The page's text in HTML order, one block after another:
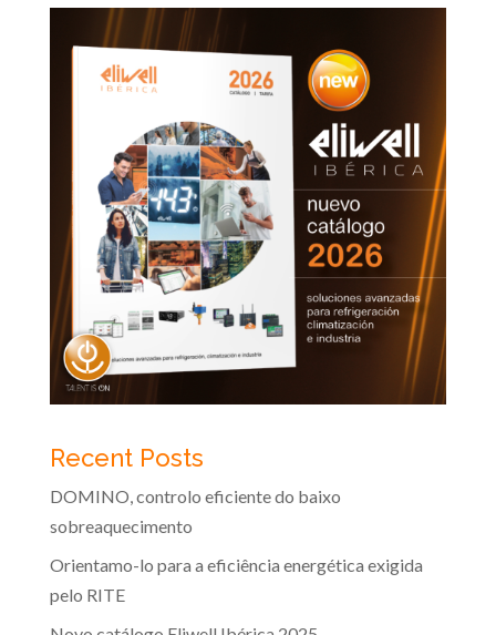
Recent Posts
DOMINO, controlo eficiente do baixo
sobreaquecimento
Orientamo-lo para a eficiência energética exigida
pelo RITE